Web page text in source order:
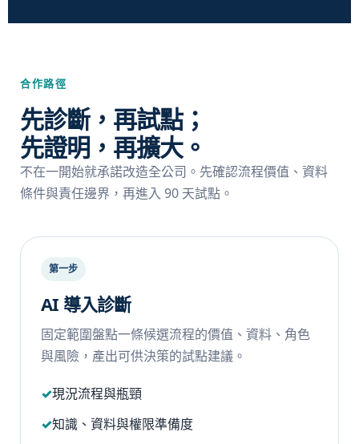
合作路徑
先診斷，再試點；
先證明，再擴大。
不在一開始就承諾改造全公司。先確認流程價值、資料
條件與責任邊界，再進入 90 天試點。
第一步
AI 導入診斷
固定範圍盤點一條候選流程的價值、資料、角色
與風險，產出可供決策的試點建議。
現況流程與瓶頸
知識、資料與權限準備度